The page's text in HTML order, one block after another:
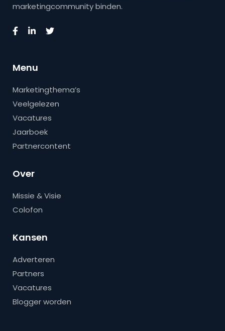
marketingcommunity binden.
Menu
Marketingthema’s
Veelgelezen
Vacatures
Jaarboek
Partnercontent
Over
Missie & Visie
Colofon
Kansen
Adverteren
Partners
Vacatures
Blogger worden